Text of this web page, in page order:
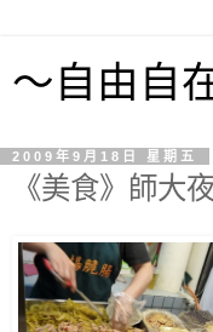
～自由自
2009年9月18日 星期五
《美食》師大